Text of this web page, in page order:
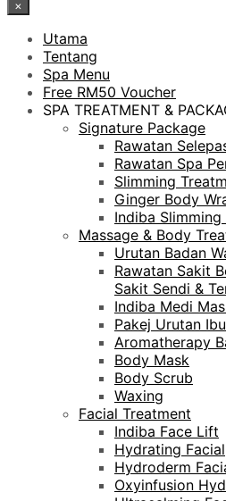
×
Utama
Tentang
Spa Menu
Free RM50 Voucher
SPA TREATMENT &
Signature Package
Rawatan
Rawatan Spa
Slimming
Ginger Body
Indiba
Massage & Body
Urutan Badan
Rawatan Sakit
Sakit Sendi &
Indiba Medi
Pakej Urutan
Aromatherapy
Body Mask
Body Scrub
Waxing
Facial Treatment
Indiba Face Lift
Hydrating Facial
Hydroderm
Oxyinfusion